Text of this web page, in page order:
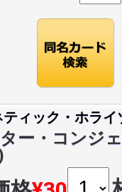
ィック・ホライ
ー・コンジ